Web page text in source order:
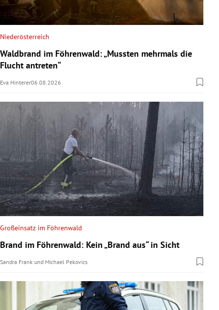
Niederösterreich
Waldbrand im Föhrenwald: „Mussten mehrmals die
Flucht antreten“
Eva Hinterer06.08.2026
Großeinsatz im Föhrenwald
Brand im Föhrenwald: Kein „Brand aus“ in Sicht
Sandra Frank und Michael Pekovics